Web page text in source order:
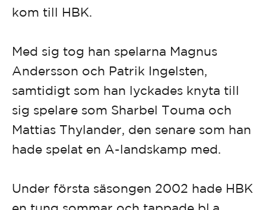
kom till HBK.
Med sig tog han spelarna Magnus
Andersson och Patrik Ingelsten,
samtidigt som han lyckades knyta till
sig spelare som Sharbel Touma och
Mattias Thylander, den senare som han
hade spelat en A-landskamp med.
Under första säsongen 2002 hade HBK